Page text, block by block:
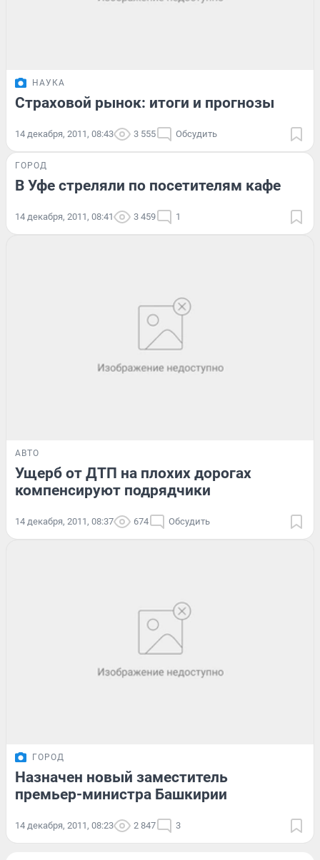
НАУКА
Страховой рынок: итоги и прогнозы
14 декабря, 2011, 08:43 3 555 Обсудить
ГОРОД
В Уфе стреляли по посетителям кафе
14 декабря, 2011, 08:41 3 459 1
АВТО
Ущерб от ДТП на плохих дорогах
компенсируют подрядчики
14 декабря, 2011, 08:37 674 Обсудить
ГОРОД
Назначен новый заместитель
премьер-министра Башкирии
14 декабря, 2011, 08:23 2 847 3